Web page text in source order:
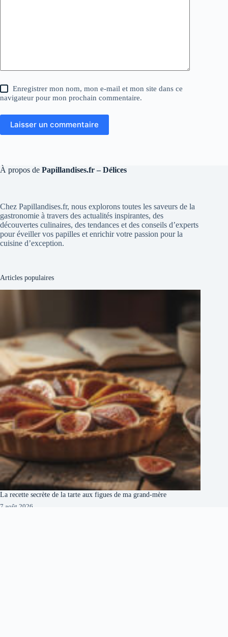
Enregistrer mon nom, mon e-mail et mon site dans ce
navigateur pour mon prochain commentaire.
Laisser un commentaire
À propos de Papillandises.fr – Délices
Chez Papillandises.fr, nous explorons toutes les saveurs de la
gastronomie à travers des actualités inspirantes, des
découvertes culinaires, des tendances et des conseils d’experts
pour éveiller vos papilles et enrichir votre passion pour la
cuisine d’exception.
Articles populaires
La recette secrète de la tarte aux figues de ma grand-mère
7 août 2026